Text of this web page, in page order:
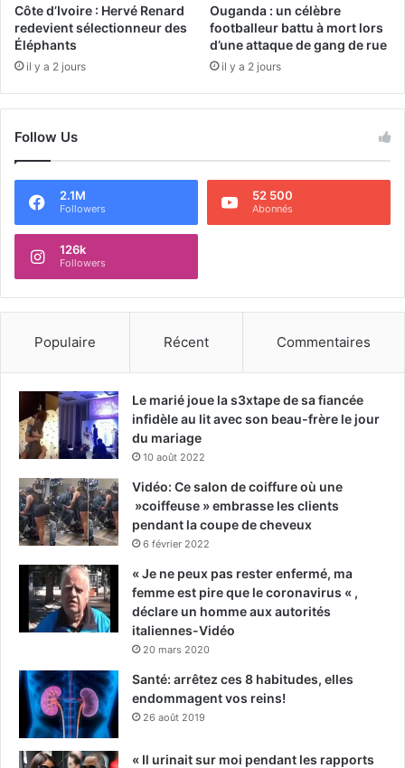
Côte d’Ivoire : Hervé Renard
redevient sélectionneur des
Éléphants
il y a 2 jours
Ouganda : un célèbre
footballeur battu à mort lors
d’une attaque de gang de rue
il y a 2 jours
Follow Us
2.1M
Followers
52 500
Abonnés
126k
Followers
Populaire Récent Commentaires
Le marié joue la s3xtape de sa fiancée
infidèle au lit avec son beau-frère le jour
du mariage
10 août 2022
Vidéo: Ce salon de coiffure où une
»coiffeuse » embrasse les clients
pendant la coupe de cheveux
6 février 2022
« Je ne peux pas rester enfermé, ma
femme est pire que le coronavirus « ,
déclare un homme aux autorités
italiennes-Vidéo
20 mars 2020
Santé: arrêtez ces 8 habitudes, elles
endommagent vos reins!
26 août 2019
« Il urinait sur moi pendant les rapports